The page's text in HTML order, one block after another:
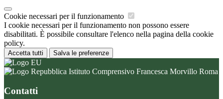
Cookie necessari per il funzionamento
I cookie necessari per il funzionamento non possono essere
disabilitati. È possibile consultare l'elenco nella pagina della cookie
policy.
Accetta tutti Salva le preferenze
Istituto Comprensivo Francesca Morvillo Roma
Contatti